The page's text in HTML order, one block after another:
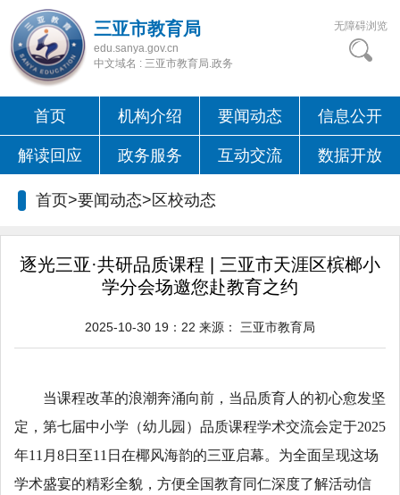
三亚市教育局
edu.sanya.gov.cn
中文域名 : 三亚市教育局.政务
无障碍浏览
首页 机构介绍 要闻动态 信息公开
解读回应 政务服务 互动交流 数据开放
首页>要闻动态>区校动态
逐光三亚·共研品质课程 | 三亚市天涯区槟榔小
学分会场邀您赴教育之约
2025-10-30 19：22 来源： 三亚市教育局
当课程改革的浪潮奔涌向前，当品质育人的初心愈发坚
定，第七届中小学（幼儿园）品质课程学术交流会定于2025
年11月8日至11日在椰风海韵的三亚启幕。为全面呈现这场
学术盛宴的精彩全貌，方便全国教育同仁深度了解活动信